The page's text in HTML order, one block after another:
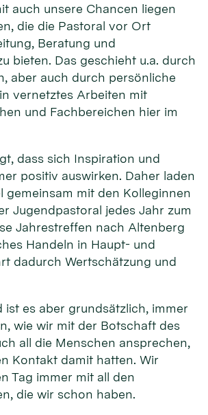
auch unsere Chancen liegen
die die Pastoral vor Ort
Beratung und
bieten. Das geschieht u.a. durch
aber auch durch persönliche
vernetztes Arbeiten mit
und Fachbereichen hier im
dass sich Inspiration und
positiv auswirken. Daher laden
gemeinsam mit den Kolleginnen
Jugendpastoral jedes Jahr zum
Jahrestreffen nach Altenberg
Handeln in Haupt- und
dadurch Wertschätzung und
ist es aber grundsätzlich, immer
wie wir mit der Botschaft des
all die Menschen ansprechen,
Kontakt damit hatten. Wir
Tag immer mit all den
die wir schon haben.